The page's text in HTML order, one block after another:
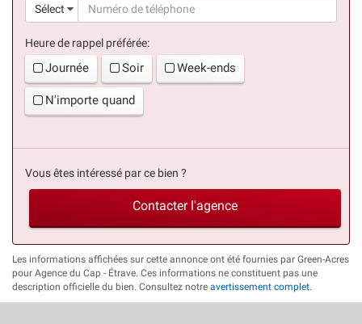
Sélect
Heure de rappel préférée:
Journée Soir Week-ends
N'importe quand
Vous êtes intéressé par ce bien ?
Contacter l'agence
Les informations affichées sur cette annonce ont été fournies par Green-Acres
pour Agence du Cap - Étrave. Ces informations ne constituent pas une
description officielle du bien. Consultez notre avertissement complet